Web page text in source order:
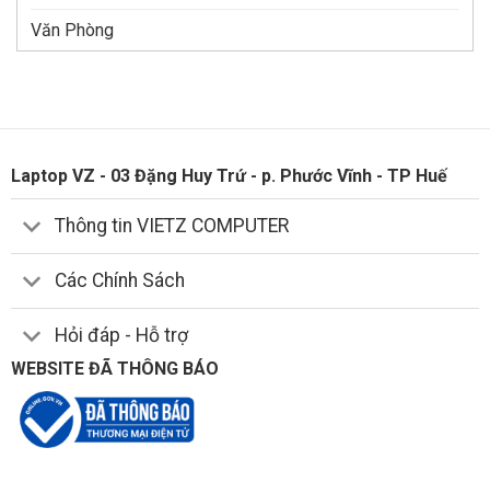
Văn Phòng
Laptop VZ - 03 Đặng Huy Trứ - p. Phước Vĩnh - TP Huế
Thông tin VIETZ COMPUTER
Các Chính Sách
Hỏi đáp - Hỗ trợ
WEBSITE ĐÃ THÔNG BÁO